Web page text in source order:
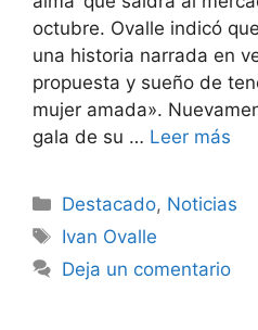
octubre. Ovalle indicó
una historia narrada en
propuesta y sueño de
mujer amada».
gala de su … Leer más
Destacado, Noticias
Ivan Ovalle
Deja un comentario